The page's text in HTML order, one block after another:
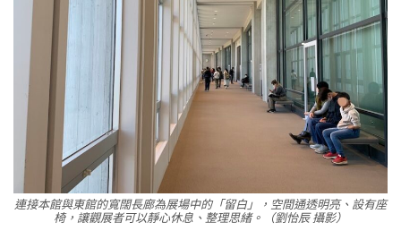
連接本館與東館的寬闊長廊為展場中的「留白」，空間通透明亮、設有座
椅，讓觀展者可以靜心休息、整理思緒。（劉怡辰 攝影）